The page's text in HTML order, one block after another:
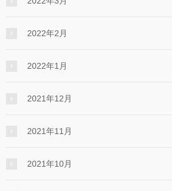
2022年2月
2022年1月
2021年12月
2021年11月
2021年10月